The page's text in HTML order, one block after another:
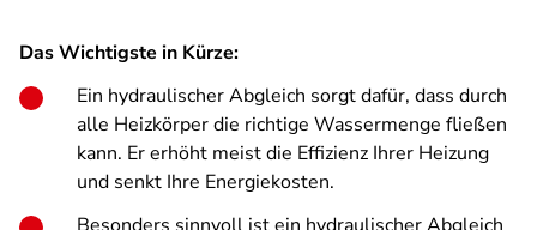
Das Wichtigste in Kürze:
Ein hydraulischer Abgleich sorgt dafür, dass durch
alle Heizkörper die richtige Wassermenge fließen
kann. Er erhöht meist die Effizienz Ihrer Heizung
und senkt Ihre Energiekosten.